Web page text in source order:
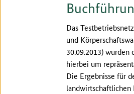
Das
und
30.09.2013) wurden
hierbei um
Die Ergebnisse für